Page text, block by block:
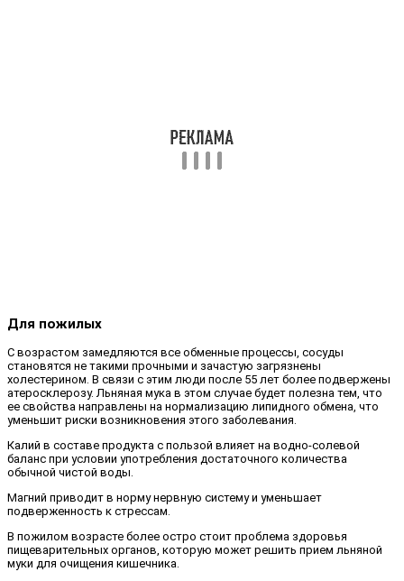
Для пожилых
С возрастом замедляются все обменные процессы, сосуды
становятся не такими прочными и зачастую загрязнены
холестерином. В связи с этим люди после 55 лет более подвержены
атеросклерозу. Льняная мука в этом случае будет полезна тем, что
ее свойства направлены на нормализацию липидного обмена, что
уменьшит риски возникновения этого заболевания.
Калий в составе продукта с пользой влияет на водно-солевой
баланс при условии употребления достаточного количества
обычной чистой воды.
Магний приводит в норму нервную систему и уменьшает
подверженность к стрессам.
В пожилом возрасте более остро стоит проблема здоровья
пищеварительных органов, которую может решить прием льняной
муки для очищения кишечника.